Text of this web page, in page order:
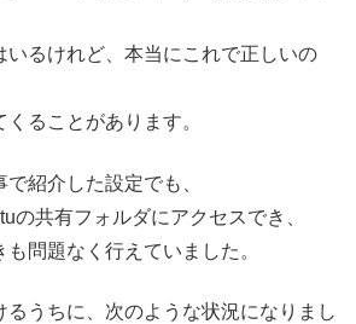
いるけれど、本当にこれで正しいの
ることがあります。
紹介した設定でも、
の共有フォルダにアクセスでき、
問題なく行えていました。
るうちに、次のような状況になりまし